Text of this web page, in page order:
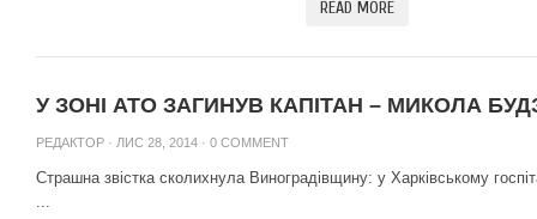
READ MORE
У ЗОНІ АТО ЗАГИНУВ КАПІТАН – МИКОЛА
РЕДАКТОР · ЛИС 28, 2014 · 0 COMMENT
Страшна звістка сколихнула Виноградівщину: у Харківському
...